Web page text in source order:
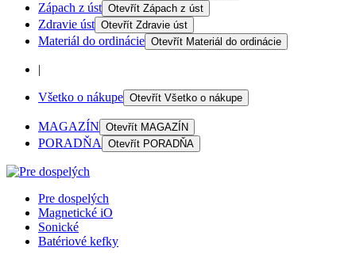
Zápach z úst Otevřít Zápach z úst
Zdravie úst Otevřít Zdravie úst
Materiál do ordinácie Otevřít Materiál do ordinácie
|
Všetko o nákupe Otevřít Všetko o nákupe
MAGAZÍN Otevřít MAGAZÍN
PORADŇA Otevřít PORADŇA
Pre dospelých
Magnetické iO
Sonické
Batériové kefky